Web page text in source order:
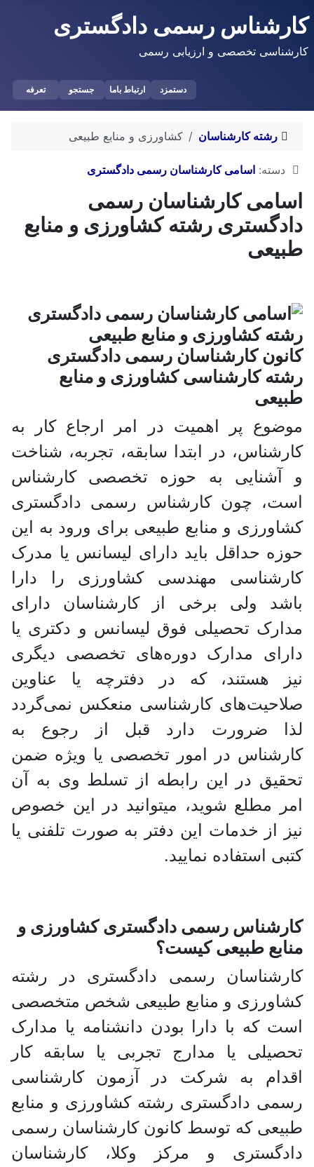
رسمی دادگستری
تخصصی و ارزیابی رسمی
ارتباط باما جستجو تعرفه
کارشناسان کشاورزی و منابع طبیعی
اسامی کارشناسان رسمی دادگستری
کارشناسان رسمی
رشته کشاورزی و منابع
کارشناسان رسمی دادگستری
کارشناسی کشاورزی و منابع
پر اهمیت در امر ارجاع کار به
در ابتدا سابقه، تجربه، شناخت
به حوزه تخصصی کارشناس
چون کارشناس رسمی دادگستری
و منابع طبیعی برای ورود به این
حداقل باید دارای لیسانس یا مدرک
مهندسی کشاورزی را دارا
ولی برخی از کارشناسان دارای
تحصیلی فوق لیسانس و دکتری یا
مدارک دوره‌های تخصصی دیگری
هستند، که در دفترچه یا عناوین
کارشناسی منعکس نمی‌گردد
ضرورت دارد قبل از رجوع به
در امور تخصصی یا ویژه ضمن
در این رابطه از تسلط وی به آن
مطلع شوید، میتوانید در این خصوص
خدمات این دفتر به صورت تلفنی یا
استفاده نمایید.
رسمی دادگستری کشاورزی و
طبیعی کیست؟
رسمی دادگستری در رشته
و منابع طبیعی شخص متخصصی
با دارا بودن دانشنامه یا مدارک
یا مدارج تجربی یا سابقه کار
به شرکت در آزمون کارشناسی
دادگستری رشته کشاورزی و منابع
که توسط کانون کارشناسان رسمی
و مرکز وکلا، کارشناسان